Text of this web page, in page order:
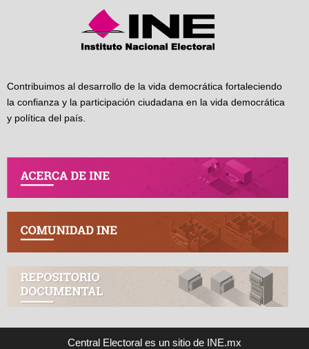
Contribuimos al desarrollo de la vida democrática fortaleciendo
la confianza y la participación ciudadana en la vida democrática
y política del país.
Central Electoral es un sitio de INE.mx